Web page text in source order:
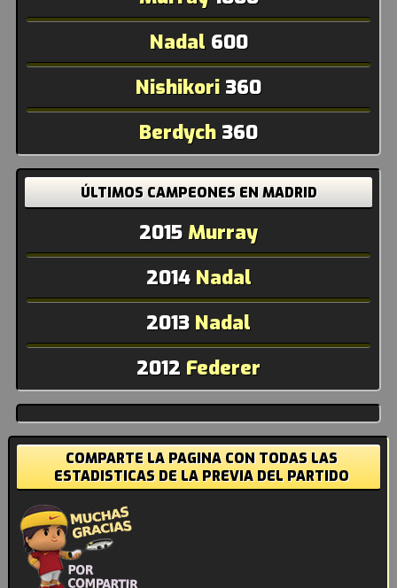
Nadal 600
Nishikori 360
Berdych 360
ÚLTIMOS CAMPEONES EN MADRID
2015 Murray
2014Nadal
2013 Nadal
2012 Federer
COMPARTE LA PAGINA CON TODAS LAS
ESTADISTICAS DE LA PREVIA DEL PARTIDO